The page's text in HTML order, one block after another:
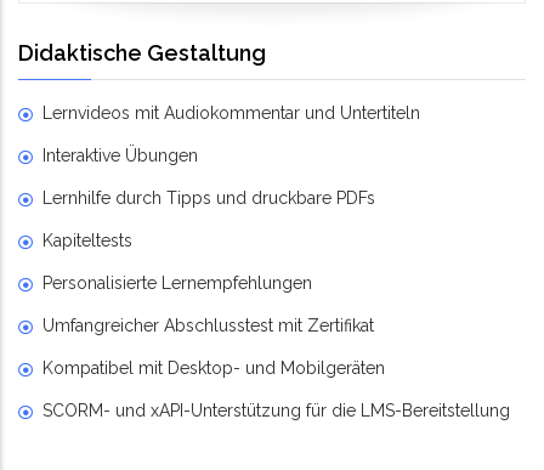
Didaktische Gestaltung
Lernvideos mit Audiokommentar und Untertiteln
Interaktive Übungen
Lernhilfe durch Tipps und druckbare PDFs
Kapiteltests
Personalisierte Lernempfehlungen
Umfangreicher Abschlusstest mit Zertifikat
Kompatibel mit Desktop- und Mobilgeräten
SCORM- und xAPI-Unterstützung für die LMS-Bereitstellung